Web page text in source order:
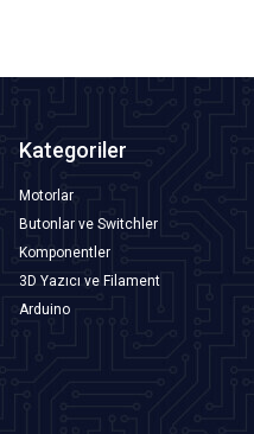
Kategoriler
Motorlar
Butonlar ve Switchler
Komponentler
3D Yazıcı ve Filament
Arduino